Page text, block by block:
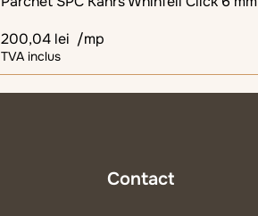
200,04 lei /mp
TVA inclus
Contact